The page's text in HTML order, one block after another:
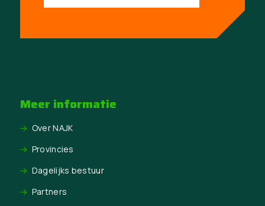
Meer informatie
Over NAJK
Provincies
Dagelijks bestuur
Partners